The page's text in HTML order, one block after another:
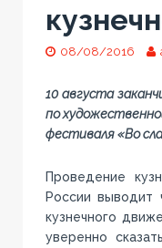
08/08/2016
10 августа
по
фестиваля «Во
Проведение
России выводит
кузнечного
уверенно